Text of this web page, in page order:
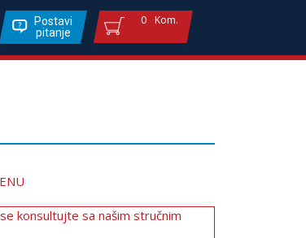
Postavi
pitanje
0 Kom.
konsultujte sa našim stručnim